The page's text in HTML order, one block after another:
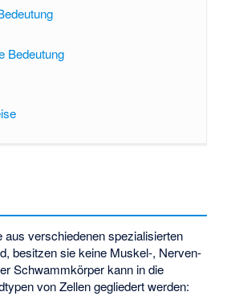
Bedeutung
verschiedenen spezialisierten
besitzen sie keine Muskel-, Nerven-
Schwammkörper kann in die
von Zellen gegliedert werden: